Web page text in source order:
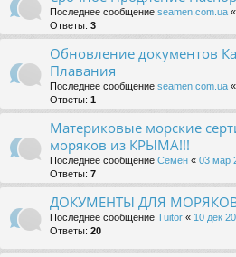
Последнее сообщение seamen.com.ua «
Ответы: 3
Обновление документов
Плавания
Последнее сообщение seamen.com.ua «
Ответы: 1
Материковые морские
моряков из КРЫМА!!!
Последнее сообщение Семен « 03 мар
Ответы: 7
ДОКУМЕНТЫ ДЛЯ
Последнее сообщение Tuitor « 10 дек
Ответы: 20